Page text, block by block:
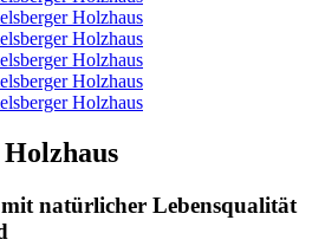
natürlicher Lebensqualität